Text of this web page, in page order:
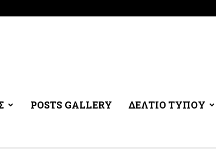
POSTS GALLERY ΔΕΛΤΙΟ ΤΥΠΟΥ